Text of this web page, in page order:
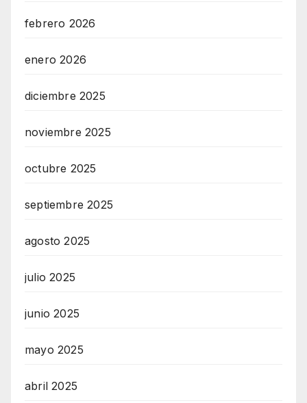
febrero 2026
enero 2026
diciembre 2025
noviembre 2025
octubre 2025
septiembre 2025
agosto 2025
julio 2025
junio 2025
mayo 2025
abril 2025